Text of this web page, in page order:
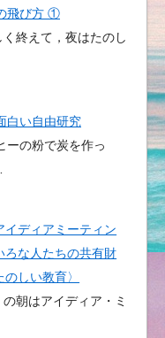
飛び方 ①
終えて，夜はたのし
白い自由研究
ーの粉で炭を作っ
イディアミーティン
な人たちの共有財
しい教育〉
朝はアイディア・ミ